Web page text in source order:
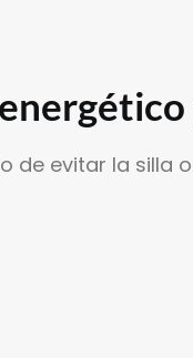
de evitar la silla